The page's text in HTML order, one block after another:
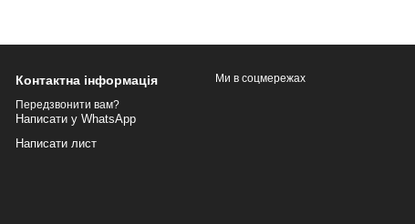
Контактна інформація
Передзвонити вам?
Написати у WhatsApp
Написати лист
Ми в соцмережах